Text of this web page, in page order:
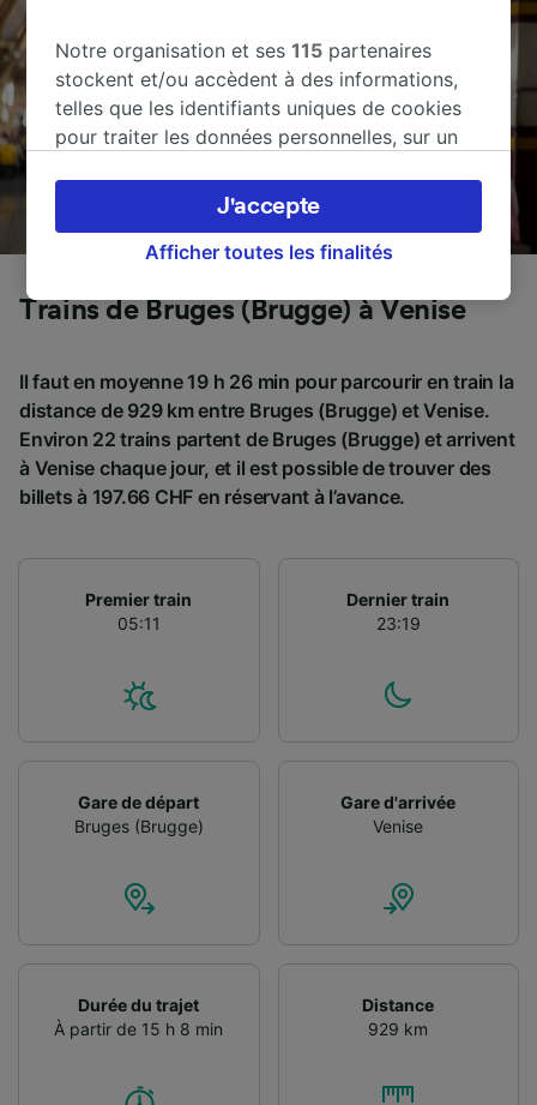
Trains de Bruges (Brugge) à Venise
Il faut en moyenne 19 h 26 min pour parcourir en train la
distance de 929 km entre Bruges (Brugge) et Venise.
Environ 22 trains partent de Bruges (Brugge) et arrivent
à Venise chaque jour, et il est possible de trouver des
billets à 197.66 CHF en réservant à l’avance.
Premier train
05:11
Dernier train
23:19
Gare de départ
Bruges (Brugge)
Gare d'arrivée
Venise
Durée du trajet
À partir de 15 h 8 min
Distance
929 km
Notre organisation et ses115 partenaires
stockent et/ou accèdent à des informations,
telles que les identifiants uniques de cookies
pour traiter les données personnelles, sur un
préférences, notamment en exerçant votre
droit d’opposition à l’intérêt légitime, en
cliquant ci-dessous ou à tout moment sur la
préférences seront signalées à nos partenaires
de traçage si vous nous avez demandé de ne
pas vous tracer.
Nos équipes ainsi que nos partenaires
externes, traitent des données selon les
Utiliser des données de géolocalisation
caractéristiques de l’appareil pour
l’identification. Stocker et/ou accéder à des
contenu personnalisés, mesure de
performance des publicités et du contenu,
services.
Liste de nos partenaires (fournisseurs)
Afficher toutes les finalités
J'accepte